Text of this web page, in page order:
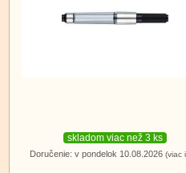
skladom viac než 3 ks
Doručenie: v pondelok 10.08.2026 (viac